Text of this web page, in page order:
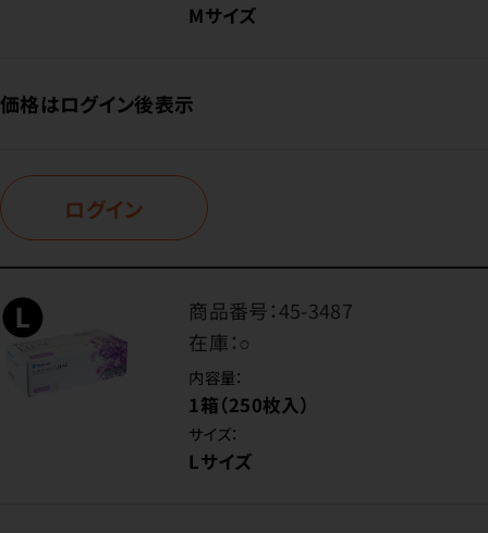
Mサイズ
価格はログイン後表示
ログイン
商品番号：45-3487
在庫：○
内容量：
1箱（250枚入）
サイズ：
Lサイズ